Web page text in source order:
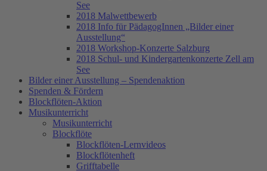
See
2018 Malwettbewerb
2018 Info für PädagogInnen „Bilder einer
Ausstellung“
2018 Workshop-Konzerte Salzburg
2018 Schul- und Kindergartenkonzerte Zell am
See
Bilder einer Ausstellung – Spendenaktion
Spenden & Fördern
Blockflöten-Aktion
Musikunterricht
Musikunterricht
Blockflöte
Blockflöten-Lernvideos
Blockflötenheft
Grifftabelle